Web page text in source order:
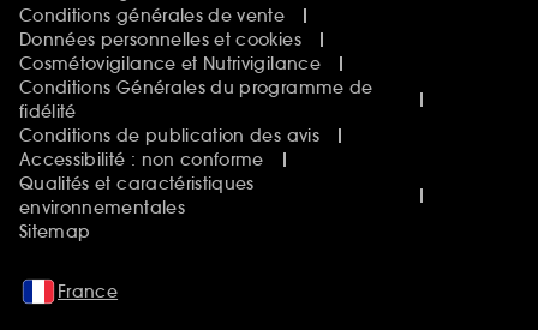
Conditions générales de vente
Données personnelles et cookies
Cosmétovigilance et Nutrivigilance
Conditions Générales du programme de
fidélité
Conditions de publication des avis
Accessibilité : non conforme
Qualités et caractéristiques
environnementales
Sitemap
France